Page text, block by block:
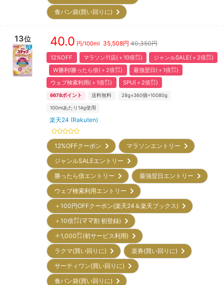
食パン袋(買い回りに)
13位 40.0 円/100ml 35,508円 40,350円
12%OFF マラソン11店(＋10倍㌽)
ジャンルSALE(＋2倍㌽)
W勝利!勝ったら倍(＋2倍㌽)
最強翌日(＋1倍㌽)
ウェブ検索利用(＋1倍㌽)
SPU(＋2倍㌽)
6678ポイント 送料無料 28g×360個=10080g
100mlあたり14g使用
楽天24 (Rakuten)
12%OFFクーポン
マラソンエントリー
ジャンルSALEエントリー
勝ったら倍エントリー
最強翌日エントリー
ウェブ検索利用エントリー
＋100円OFFクーポン(楽天24＆楽天ブックス)
＋10倍㌽(ママ割 初登録)
＋1,000㌽(初サービス利用)
ラクマ(買い回りに)
楽券(買い回りに)
サーティワン(買い回りに)
食パン袋(買い回りに)